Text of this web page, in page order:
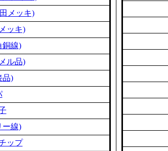
メッキ)
ッキ)
銅線)
ル品)
品)
ー線)
ップ